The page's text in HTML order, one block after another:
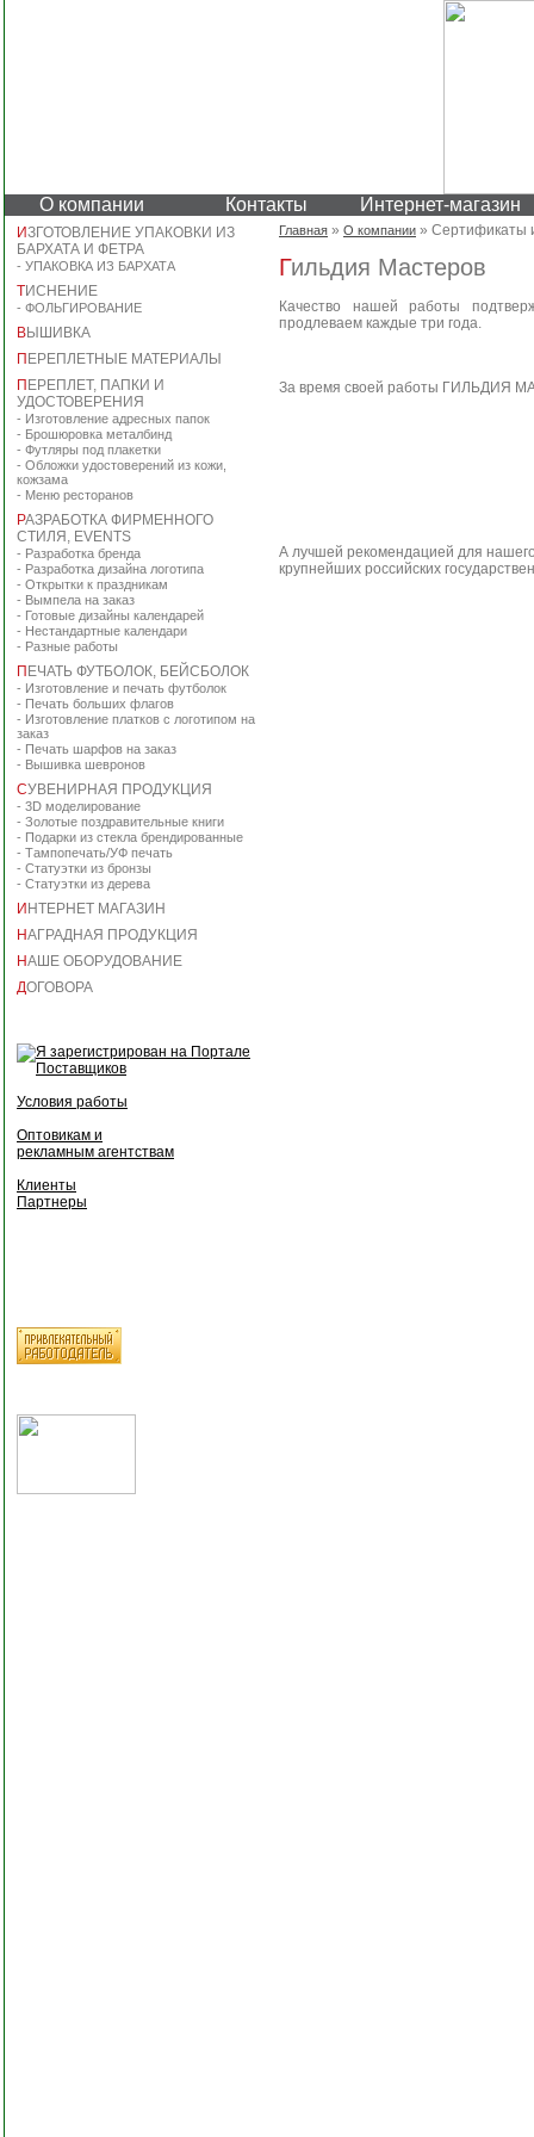
О компании Контакты Интернет-магазин
ИЗГОТОВЛЕНИЕ УПАКОВКИ ИЗ
БАРХАТА И ФЕТРА
- УПАКОВКА ИЗ БАРХАТА
ТИСНЕНИЕ
- ФОЛЬГИРОВАНИЕ
ВЫШИВКА
П ЕРЕПЛЕТНЫЕ МАТЕРИАЛЫ
П ЕРЕПЛЕТ, ПАПКИ И
УДОСТОВЕРЕНИЯ
- Изготовление адресных папок
- Брошюровка металбинд
- Футляры под плакетки
- Обложки удостоверений из кожи,
кожзама
- Меню ресторанов
РАЗРАБОТКА ФИРМЕННОГО
СТИЛЯ, EVENTS
- Разработка бренда
- Разработка дизайна логотипа
- Открытки к праздникам
- Вымпела на заказ
- Готовые дизайны календарей
- Нестандартные календари
- Разные работы
П ЕЧАТЬ ФУТБОЛОК, БЕЙСБОЛОК
- Изготовление и печать футболок
- Печать больших флагов
- Изготовление платков с логотипом на
заказ
- Печать шарфов на заказ
- Вышивка шевронов
СУВЕНИРНАЯ ПРОДУКЦИЯ
- 3D моделирование
- Золотые поздравительные книги
- Подарки из стекла брендированные
- Тампопечать/УФ печать
- Статуэтки из бронзы
- Статуэтки из дерева
И НТЕРНЕТ МАГАЗИН
НАГРАДНАЯ ПРОДУКЦИЯ
НАШЕ ОБОРУДОВАНИЕ
ДОГОВОРА
Условия работы
Оптовикам и
рекламным агентствам
Клиенты
Партнеры
Главная » О компании » Сертификаты
Гильдия Мастеров
Качество нашей работы
продлеваем каждые три года.
За время своей работы ГИЛЬДИЯ
А лучшей рекомендацией для
крупнейших российских